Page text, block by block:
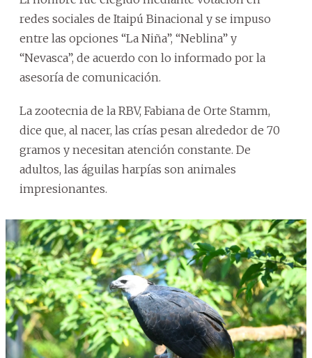
redes sociales de Itaipú Binacional y se impuso
entre las opciones “La Niña”, “Neblina” y
“Nevasca”, de acuerdo con lo informado por la
asesoría de comunicación.
La zootecnia de la RBV, Fabiana de Orte Stamm,
dice que, al nacer, las crías pesan alrededor de 70
gramos y necesitan atención constante. De
adultos, las águilas harpías son animales
impresionantes.